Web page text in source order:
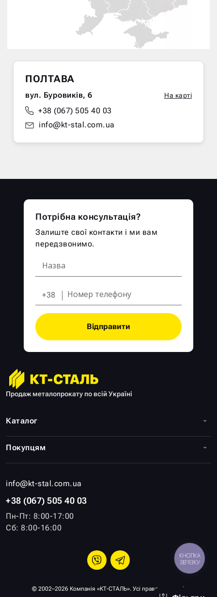
ПОЛТАВА
вул. Буровиків, 6 На карті
+38 (067) 505 40 03
info@kt-stal.com.ua
Продаж металопрокату по всій Україні
info@kt-stal.com.ua
+38 (067) 505 40 03
Пн-Пт: 8:00-17:00
Сб: 8:00-16:00
Каталог
Покупцям
Потрібна консультація?
Залиште свої контакти і ми вам
передзвонимо.
+38
Відправити
© 2002–2026 Компанія «КТ-СТАЛЬ». Усі права захищені.
КНОПКА
ЗВ'ЯЗКУ